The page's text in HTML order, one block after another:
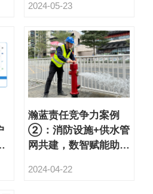
2024-05-23
瀚蓝责任竞争力案例
②：消防设施+供水管
网共建，数智赋能助力
2024-04-22